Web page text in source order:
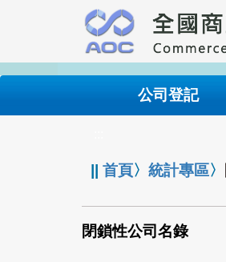
要
內
公司登記
||首頁〉統計專區〉
閉鎖性公司名錄